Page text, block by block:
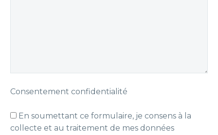
Consentement confidentialité
En soumettant ce formulaire, je consens à la
collecte et au traitement de mes données